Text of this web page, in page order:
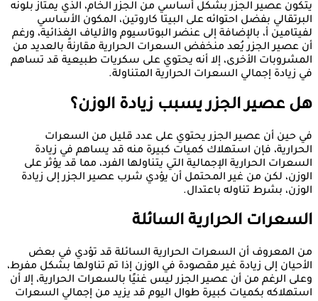
يتكون عصير الجزر بشكل أساسي من الجزر الخام، الذي يمتاز بلونه
البرتقالي بفضل احتوائه على البيتا كاروتين، المكون الأساسي
لفيتامين أ، بالإضافة إلى عنضر البوتاسيوم والألياف الغذائية، ورغم
أن عصير الجزر يُعد منخفض السعرات الحرارية مقارنةً بالعديد من
المشروبات الأخرى، إلا أنه يحتوي على سكريات طبيعية قد تساهم
في زيادة إجمالي السعرات الحرارية المتناولة.
هل عصير الجزر يسبب زيادة الوزن؟
في حين أن عصير الجزر يحتوي على عدد قليل من السعرات
الحرارية، فإن استهلاك كميات كبيرة منه قد يساهم في زيادة
السعرات الحرارية الإجمالية التي يتناولها الفرد، مما قد يؤثر على
الوزن، لكن من غير المحتمل أن يؤدي شرب عصير الجزر إلى زيادة
الوزن، بشرط تناوله باعتدال.
السعرات الحرارية السائلة
من المعروف أن السعرات الحرارية السائلة قد تؤدي في بعض
الأحيان إلى زيادة غير مقصودة في الوزن إذا تم تناولها بشكل مفرط،
وعلى الرغم من أن عصير الجزر ليس غنيًا بالسعرات الحرارية، إلا أن
استهلاكه بكميات كبيرة طوال اليوم قد يزيد من إجمالي السعرات